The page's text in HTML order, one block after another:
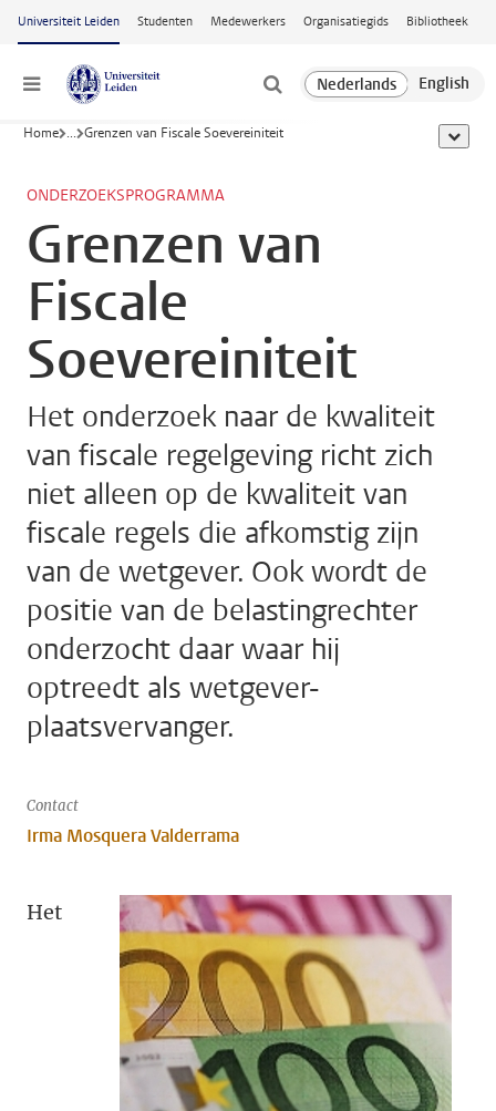
Ga naar hoofdinhoud
Universiteit Leiden Studenten Medewerkers Organisatiegids Bibliotheek
Menu
Home ... Grenzen van Fiscale Soevereiniteit toon
ONDERZOEKSPROGRAMMA
Grenzen van
Fiscale
Soevereiniteit
Het onderzoek naar de kwaliteit
van fiscale regelgeving richt zich
niet alleen op de kwaliteit van
fiscale regels die afkomstig zijn
van de wetgever. Ook wordt de
positie van de belastingrechter
onderzocht daar waar hij
optreedt als wetgever-
plaatsvervanger.
Contact
Irma Mosquera Valderrama
Het